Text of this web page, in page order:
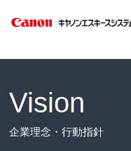
Vision
企業理念・行動指針